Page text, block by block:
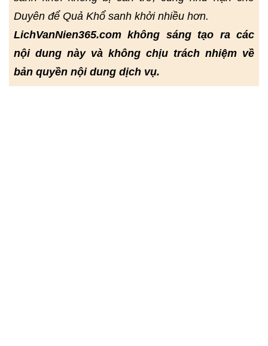
Duyên để Quả Khổ sanh khởi nhiều hơn.
LichVanNien365.com không sáng tạo ra các
nội dung này và không chịu trách nhiệm về
bản quyền nội dung dịch vụ.